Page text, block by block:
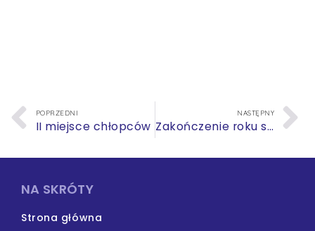
POPRZEDNI
II miejsce chłopców
NASTĘPNY
Zakończenie roku szkolnego 2024/2025
NA SKRÓTY
Strona główna